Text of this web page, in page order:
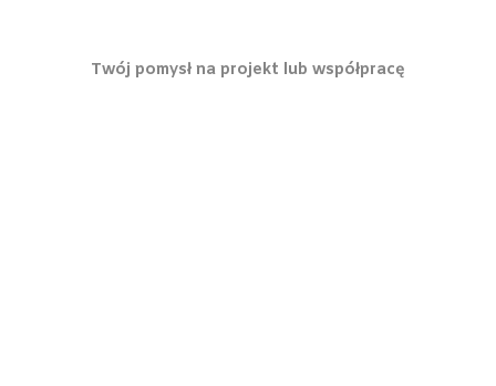
Twój pomysł na projekt lub współpracę